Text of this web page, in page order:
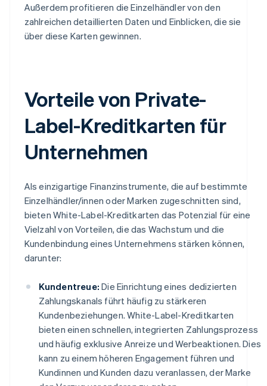
Außerdem profitieren die Einzelhändler von den
zahlreichen detaillierten Daten und Einblicken, die sie
über diese Karten gewinnen.
Vorteile von Private-
Label-Kreditkarten für
Unternehmen
Als einzigartige Finanzinstrumente, die auf bestimmte
Einzelhändler/innen oder Marken zugeschnitten sind,
bieten White-Label-Kreditkarten das Potenzial für eine
Vielzahl von Vorteilen, die das Wachstum und die
Kundenbindung eines Unternehmens stärken können,
darunter:
Kundentreue: Die Einrichtung eines dedizierten
Zahlungskanals führt häufig zu stärkeren
Kundenbeziehungen. White-Label-Kreditkarten
bieten einen schnellen, integrierten Zahlungsprozess
und häufig exklusive Anreize und Werbeaktionen. Dies
kann zu einem höheren Engagement führen und
Kundinnen und Kunden dazu veranlassen, der Marke